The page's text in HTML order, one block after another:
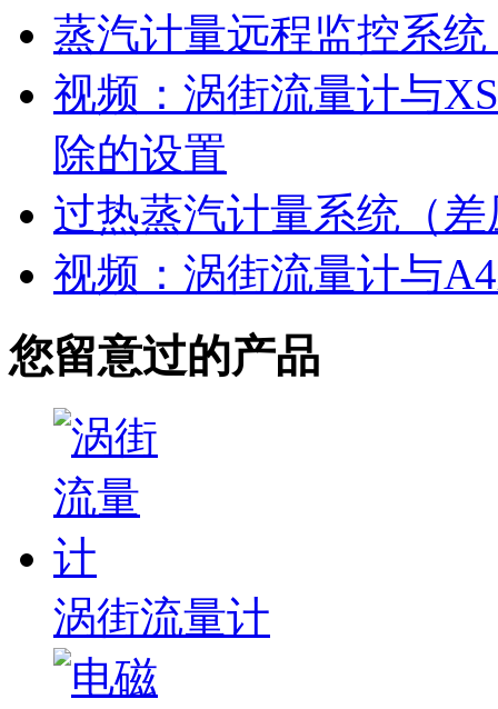
蒸汽计量远程监控系
视频：涡街流量计与
除的设置
过热蒸汽计量系统（
视频：涡街流量计与
您留意过的产品
涡街流量计